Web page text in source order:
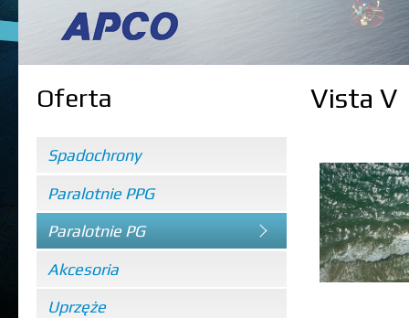
Oferta
Spadochrony
Paralotnie PPG
Paralotnie PG
Akcesoria
Uprzęże
Vista V